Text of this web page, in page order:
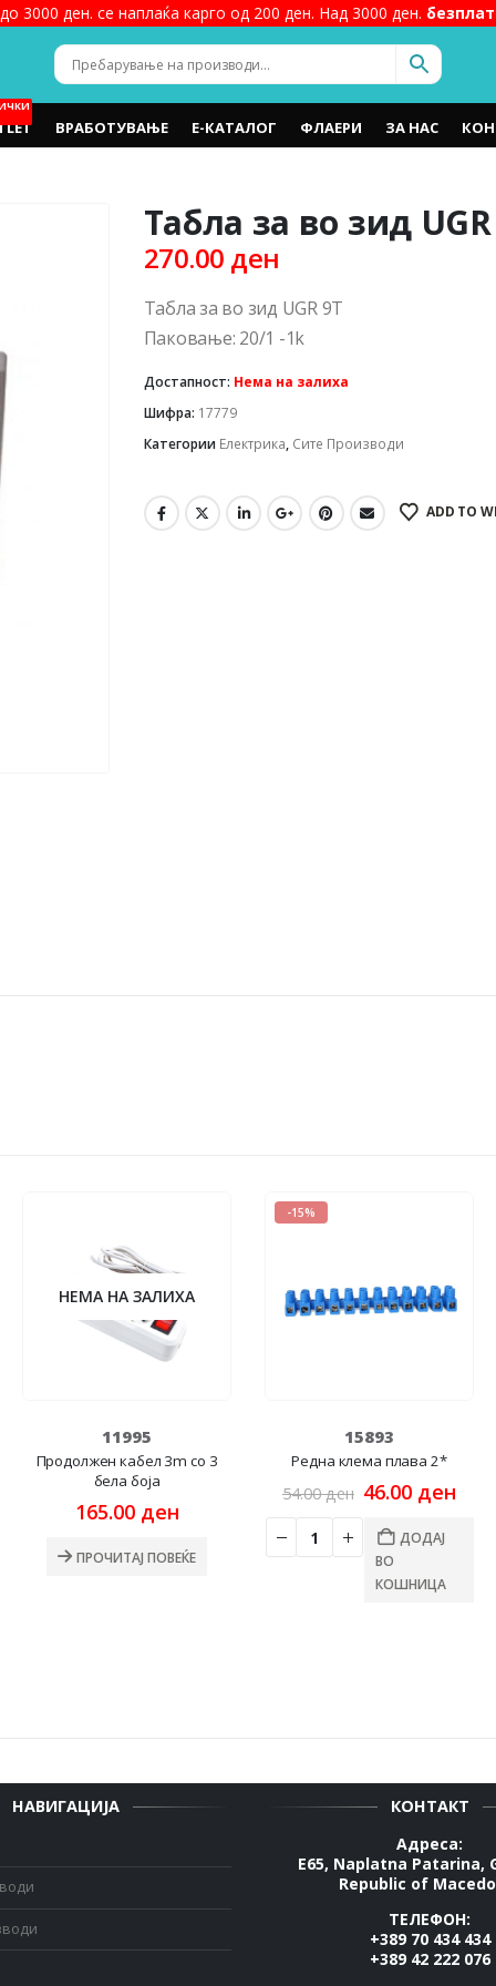
3000 ден. се наплаќа карго од 200 ден. Над 3000 ден.
ВРАБОТУВАЊЕ Е-КАТАЛОГ ФЛАЕРИ ЗА НАС
Табла за во зид
270.00 ден
Табла за во зид UGR 9T
Паковање: 20/1 -1k
Достапност: Нема на залиха
Шифра: 17779
Категории Електрика, Сите Производи
ADD TO
ден.
НЕМА НА ЗАЛИХА
11995
Продолжен кабел 3m со 3
бела боја
165.00 ден
ПРОЧИТАЈ ПОВЕЌЕ
-15%
15893
Редна клема плава 2*
54.00ден Original
was:
54.00 ден.
46.00 ден
ДОДАЈ
ВО
КОШНИЦА
НАВИГАЦИЈА
КОНТАКТ
Адреса:
E65, Naplatna Patarina,
Republic of
ТЕЛЕФОН:
+389 70 434 434
+389 42 222 076